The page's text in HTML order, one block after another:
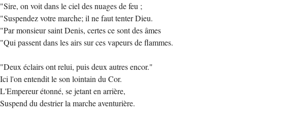
"Sire, on voit dans le ciel des nuages de feu ;
"Suspendez votre marche; il ne faut tenter Dieu.
"Par monsieur saint Denis, certes ce sont des âmes
"Qui passent dans les airs sur ces vapeurs de flammes.
"Deux éclairs ont relui, puis deux autres encor."
Ici l'on entendit le son lointain du Cor.
L'Empereur étonné, se jetant en arrière,
Suspend du destrier la marche aventurière.